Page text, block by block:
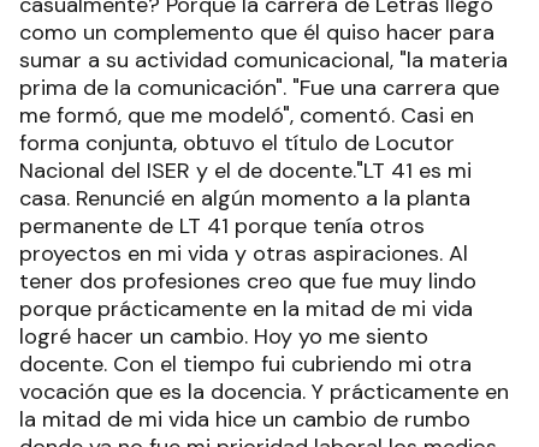
como un complemento que él quiso hacer para
sumar a su actividad comunicacional, "la materia
prima de la comunicación". "Fue una carrera que
me formó, que me modeló", comentó. Casi en
forma conjunta, obtuvo el título de Locutor
Nacional del ISER y el de docente."LT 41 es mi
casa. Renuncié en algún momento a la planta
permanente de LT 41 porque tenía otros
proyectos en mi vida y otras aspiraciones. Al
tener dos profesiones creo que fue muy lindo
porque prácticamente en la mitad de mi vida
logré hacer un cambio. Hoy yo me siento
docente. Con el tiempo fui cubriendo mi otra
vocación que es la docencia. Y prácticamente en
la mitad de mi vida hice un cambio de rumbo